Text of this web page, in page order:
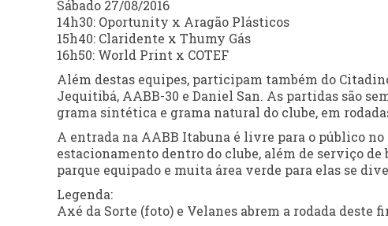
Sábado 27/08/2016
14h30: Oportunity x Aragão Plásticos
15h40: Claridente x Thumy Gás
16h50: World Print x COTEF
Além destas equipes, participam também do
Jequitibá, AABB-30 e Daniel San. As partidas são
grama sintética e grama natural do clube, em
A entrada na AABB Itabuna é livre para o público
estacionamento dentro do clube, além de serviço
parque equipado e muita área verde para elas se
Legenda:
Axé da Sorte (foto) e Velanes abrem a rodada deste